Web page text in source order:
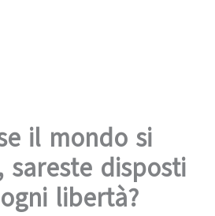
il mondo si
sareste disposti
libertà?